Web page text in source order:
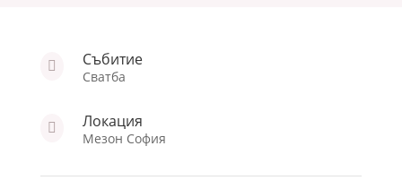
 Събитие
Сватба
 Локация
Мезон София